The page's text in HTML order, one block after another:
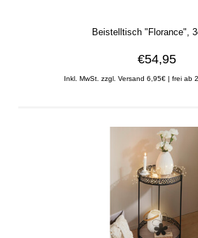
Beistelltisch "Florance",
€54,95
Inkl. MwSt. zzgl. Versand 6,95€ | frei ab